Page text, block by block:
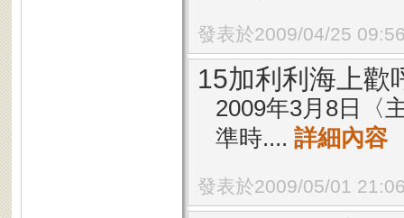
發表於2009/04/25
15加利利海上歡
2009年3月8日〈
準時.... 詳細內容
發表於2009/05/01